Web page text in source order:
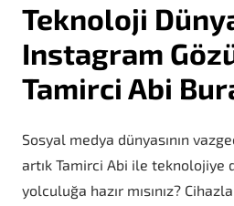
Teknoloji
Instagram
Tamirci Abi
Sosyal medya dünyasının
artık Tamirci Abi ile teknolojiye
yolculuğa hazır mısınız?